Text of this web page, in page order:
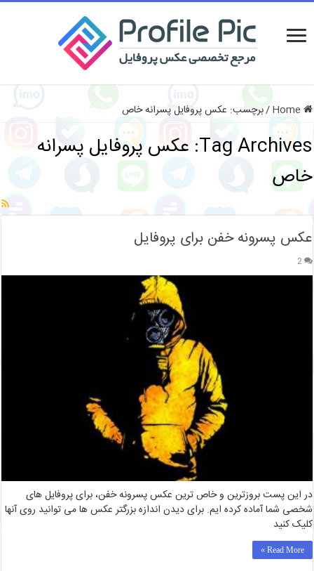
/برچسب: عکس پروفایل پسرانه خاص
Tag Archives: عکس پروفایل پسرانه
خاص
عکس پسرونه خفن برای پروفایل
2
در این پست بروزترین و خاص ترین عکس پسرونه خفن، برای پروفایل های
شخصی شما آماده کرده ایم. برای دیدن اندازه بزرگتر عکس ها می توانید روی آنها
کلیک کنید
Read More »